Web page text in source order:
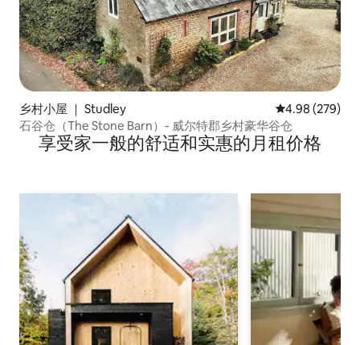
乡村小屋 ｜ Studley 平均评分 4.98
4.98 (279)
石谷仓（The Stone Barn）- 威尔特郡乡村豪华谷仓
享受家一般的舒适和实惠的月租价格